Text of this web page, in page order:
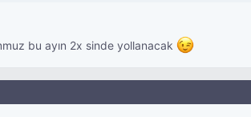
bu ayın 2x sinde yollanacak